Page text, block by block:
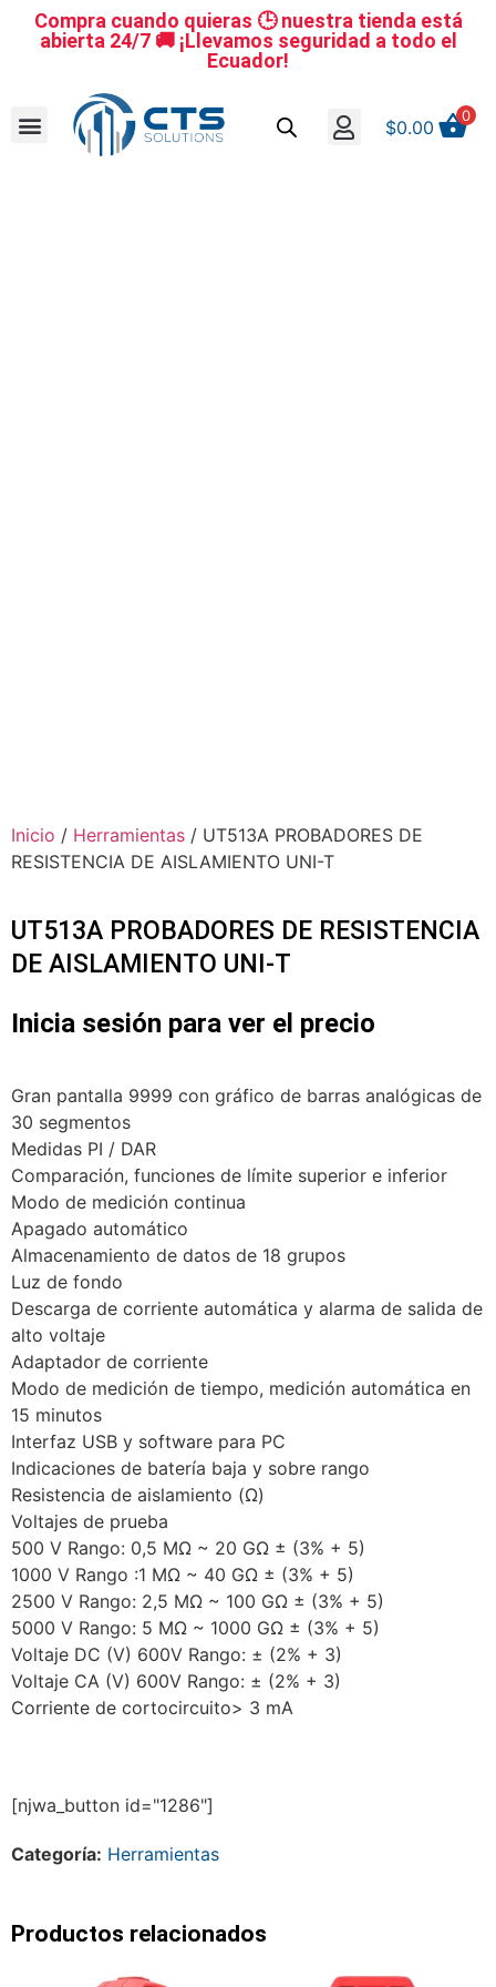
Compra cuando quieras 🕒 nuestra tienda está
abierta 24/7 🚚 ¡Llevamos seguridad a todo el
Ecuador!
$0.00
0
Inicio / Herramientas / UT513A PROBADORES DE
RESISTENCIA DE AISLAMIENTO UNI-T
UT513A PROBADORES DE RESISTENCIA
DE AISLAMIENTO UNI-T
Inicia sesión para ver el precio
Gran pantalla 9999 con gráfico de barras analógicas de
30 segmentos
Medidas PI / DAR
Comparación, funciones de límite superior e inferior
Modo de medición continua
Apagado automático
Almacenamiento de datos de 18 grupos
Luz de fondo
Descarga de corriente automática y alarma de salida de
alto voltaje
Adaptador de corriente
Modo de medición de tiempo, medición automática en
15 minutos
Interfaz USB y software para PC
Indicaciones de batería baja y sobre rango
Resistencia de aislamiento (Ω)
Voltajes de prueba
500 V Rango: 0,5 MΩ ~ 20 GΩ ± (3% + 5)
1000 V Rango :1 MΩ ~ 40 GΩ ± (3% + 5)
2500 V Rango: 2,5 MΩ ~ 100 GΩ ± (3% + 5)
5000 V Rango: 5 MΩ ~ 1000 GΩ ± (3% + 5)
Voltaje DC (V) 600V Rango: ± (2% + 3)
Voltaje CA (V) 600V Rango: ± (2% + 3)
Corriente de cortocircuito> 3 mA
[njwa_button id="1286"]
Categoría: Herramientas
Productos relacionados